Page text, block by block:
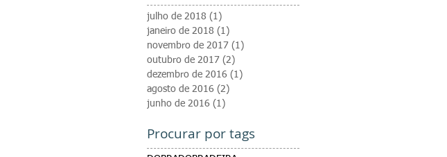
julho de 2018 (1)
janeiro de 2018 (1)
novembro de 2017 (1)
outubro de 2017 (2)
dezembro de 2016 (1)
agosto de 2016 (2)
junho de 2016 (1)
Procurar por tags